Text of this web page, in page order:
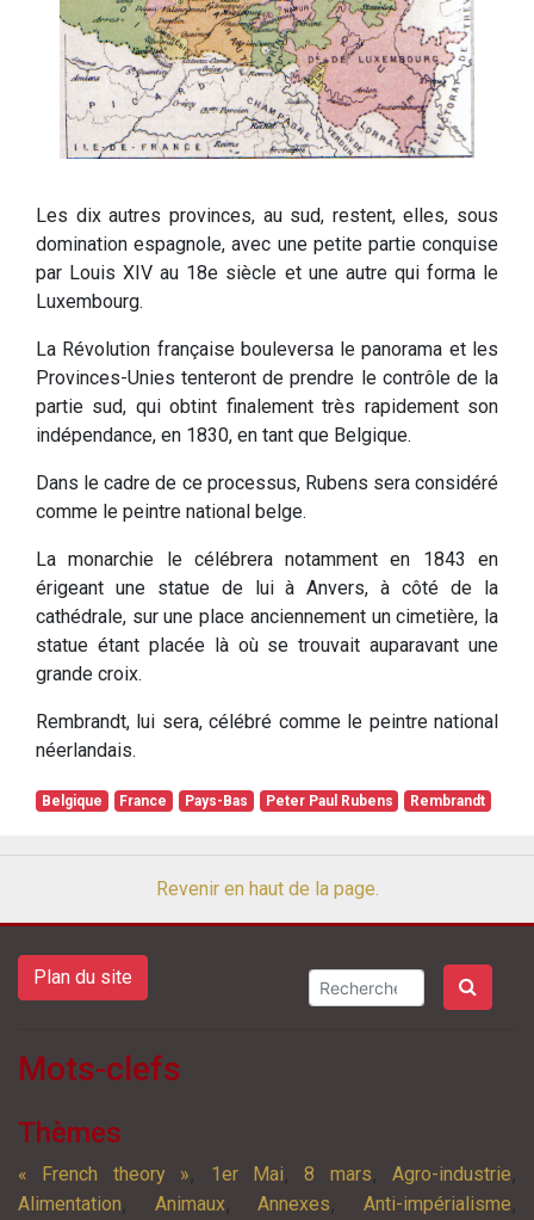
Les dix autres provinces, au sud, restent, elles, sous
domination espagnole, avec une petite partie conquise
par Louis XIV au 18e siècle et une autre qui forma le
Luxembourg.
La Révolution française bouleversa le panorama et les
Provinces-Unies tenteront de prendre le contrôle de la
partie sud, qui obtint finalement très rapidement son
indépendance, en 1830, en tant que Belgique.
Dans le cadre de ce processus, Rubens sera considéré
comme le peintre national belge.
La monarchie le célébrera notamment en 1843 en
érigeant une statue de lui à Anvers, à côté de la
cathédrale, sur une place anciennement un cimetière, la
statue étant placée là où se trouvait auparavant une
grande croix.
Rembrandt, lui sera, célébré comme le peintre national
néerlandais.
Belgique France Pays-Bas Peter Paul Rubens Rembrandt
Revenir en haut de la page.
Plan du site
Mots-clefs
Thèmes
« French theory », 1er Mai,8 mars, Agro-industrie,
Alimentation, Animaux,Annexes,Anti-impérialisme,